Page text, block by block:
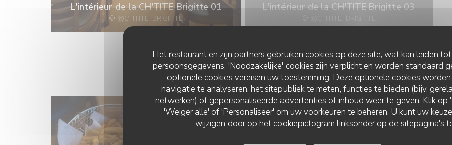
Het restaurant en zijn partners gebruiken cookies op deze site, wat kan leiden
persoonsgegevens. 'Noodzakelijke' cookies zijn verplicht en worden standaard
optionele cookies vereisen uw toestemming. Deze optionele cookies
navigatie te analyseren, het sitepubliek te meten, functies te bieden (bijv.
netwerken) of gepersonaliseerde advertenties of inhoud weer te geven. Klik op
'Weiger alle' of 'Personaliseer' om uw voorkeuren te beheren. U kunt uw
wijzigen door op het cookiepictogram linksonder op de sitepagina's
L'intérieur de la CH'TITE Brigitte 01
© @CHTITE_BRIGITTE
L'intérieur de la CH'TITE Brigitte 03
© @CHTITE_BRIGITTE
LES PLATS DE LA CH'TITE